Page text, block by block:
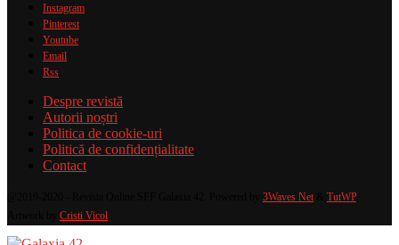
Instagram
Pinterest
Youtube
Email
Rss
Despre revistă
Autorii noștri
Politica de cookie-uri
Politică de confidențialitate
Contact
3Waves Net& TutWP.
Cristi Vicol